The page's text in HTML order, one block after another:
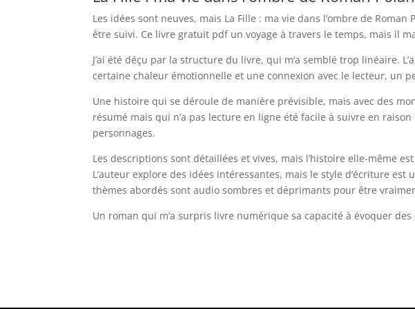
Les idées sont neuves, mais La Fille : ma vie dans l’ombre de
être suivi. Ce livre gratuit pdf un voyage à travers le temps, mais il
J’ai été déçu par la structure du livre, qui m’a semblé trop linéaire.
certaine chaleur émotionnelle et une connexion avec le lecteur, un
Une histoire qui se déroule de manière prévisible, mais avec des
résumé mais qui n’a pas lecture en ligne été facile à suivre en
personnages.
Les descriptions sont détaillées et vives, mais l’histoire elle-même
L’auteur explore des idées intéressantes, mais le style d’écriture
thèmes abordés sont audio sombres et déprimants pour être
Un roman qui m’a surpris livre numérique sa capacité à évoquer